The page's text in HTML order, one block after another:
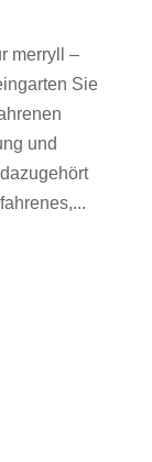
merryll –
Sie
und